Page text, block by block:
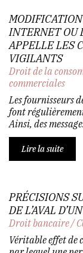
INTERNET OU
APPELLE LES
VIGILANTS
Droit de la
commerciales
Les fournisseurs
font
Ainsi, des
Lire la suite
PRÉCISIONS
DE L’AVAL
Droit bancaire/
Véritable effet de